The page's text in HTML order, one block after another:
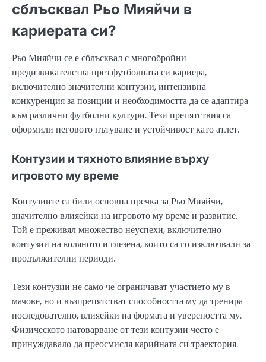
сблъсквал Рьо Мияйчи в
кариерата си?
Рьо Мияйчи се е сблъсквал с многобройни
предизвикателства през футболната си кариера,
включително значителни контузии, интензивна
конкуренция за позиции и необходимостта да се адаптира
към различни футболни култури. Тези препятствия са
оформили неговото пътуване и устойчивост като атлет.
Контузии и тяхното влияние върху
игровото му време
Контузиите са били основна пречка за Рьо Мияйчи,
значително влияейки на игровото му време и развитие.
Той е преживял множество неуспехи, включително
контузии на коляното и глезена, които са го изключвали за
продължителни периоди.
Тези контузии не само че ограничават участието му в
мачове, но и възпрепятстват способността му да тренира
последователно, влияейки на формата и увереността му.
Физическото натоварване от тези контузии често е
принуждавало да преосмисля карийната си траектория.